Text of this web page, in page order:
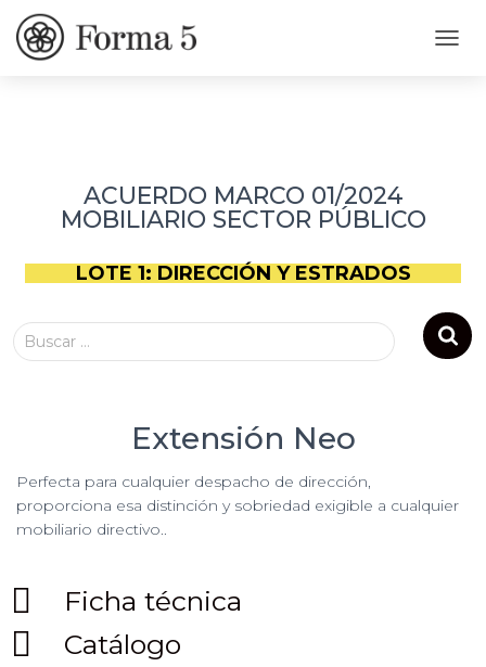
ACUERDO MARCO 01/2024
MOBILIARIO SECTOR PÚBLICO
LOTE 1: DIRECCIÓN Y ESTRADOS
Buscar …
Extensión Neo
Perfecta para cualquier despacho de dirección,
proporciona esa distinción y sobriedad exigible a cualquier
mobiliario directivo..
Ficha técnica
Catálogo